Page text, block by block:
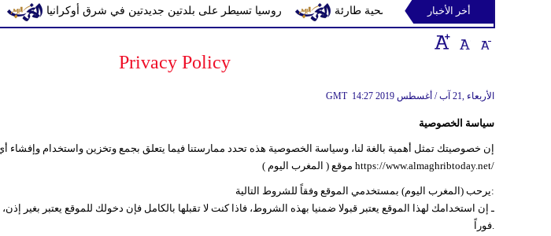
روسيا تسيطر على بلدتين جديدتين في شرق أوكرانيا عبد الرحمن إمام بعد أزمة صحية طارئة
أخر الأخبار
Privacy Policy
14:27 2019 الأربعاء ,21 آب / أغسطس GMT
سياسة الخصوصية
إن خصوصيتك تمثل أهمية بالغة لنا، وسياسة الخصوصية هذه تحدد ممارستنا فيما يتعلق بجمع وتخزين واستخدام
موقع ( المغرب https://www.almaghribtoday.net/
يرحب (المغرب اليوم) بمستخدمي الموقع وفقاً للشروط التالية:
فوراً.